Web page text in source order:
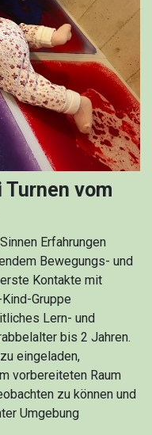
vom
Erfahrungen
Bewegungs- und
Kontakte mit
Gruppe
Lern- und
bis 2 Jahren.
eingeladen,
vorbereiteten Raum
zu können und
Umgebung